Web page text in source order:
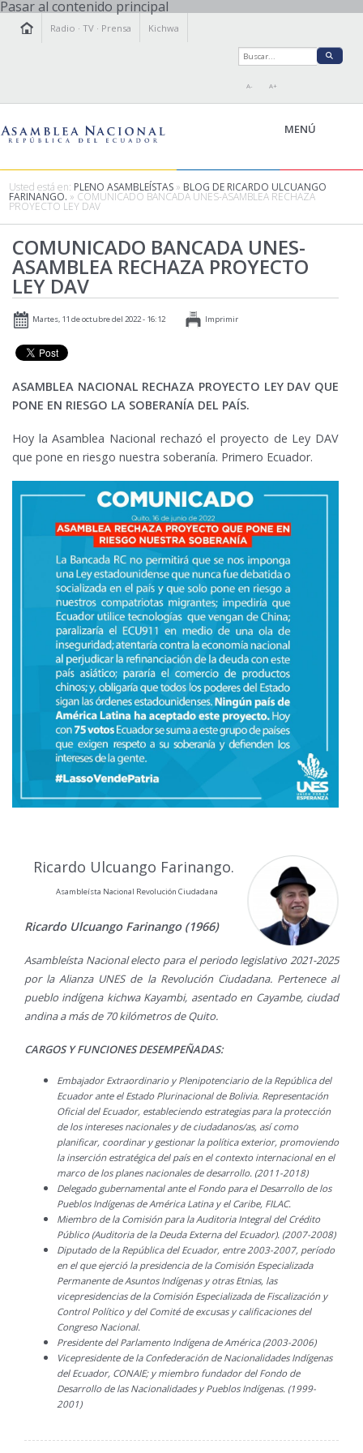
Pasar al contenido principal
Radio ·TV · Prensa Kichwa
A- A+
MENÚ
LEGISLAMOS
FISCALIZAMOS
TRANSPARENCIA
PRENSA
PARTICIPACIÓN
AGENDA
Usted está en: PLENO ASAMBLEÍSTAS » BLOG DE RICARDO ULCUANGO
FARINANGO. » COMUNICADO BANCADA UNES-ASAMBLEA RECHAZA
PROYECTO LEY DAV
COMUNICADO BANCADA UNES-
ASAMBLEA RECHAZA PROYECTO
LEY DAV
Martes, 11 de octubre del 2022 - 16:12 Imprimir
ASAMBLEA NACIONAL RECHAZA PROYECTO LEY DAV QUE
PONE EN RIESGO LA SOBERANÍA DEL PAÍS.
Hoy la Asamblea Nacional rechazó el proyecto de Ley DAV
que pone en riesgo nuestra soberanía. Primero Ecuador.
Ricardo Ulcuango Farinango.
Asambleísta Nacional Revolución Ciudadana
Ricardo Ulcuango Farinango (1966)
Asambleísta Nacional electo para el periodo legislativo 2021-2025
por la Alianza UNES de la Revolución Ciudadana. Pertenece al
pueblo indígena kichwa Kayambi, asentado en Cayambe, ciudad
andina a más de 70 kilómetros de Quito.
CARGOS Y FUNCIONES DESEMPEÑADAS:
Embajador Extraordinario y Plenipotenciario de la República del
Ecuador ante el Estado Plurinacional de Bolivia. Representación
Oficial del Ecuador, estableciendo estrategias para la protección
de los intereses nacionales y de ciudadanos/as, así como
planificar, coordinar y gestionar la política exterior, promoviendo
la inserción estratégica del país en el contexto internacional en el
marco de los planes nacionales de desarrollo. (2011-2018)
Delegado gubernamental ante el Fondo para el Desarrollo de los
Pueblos Indígenas de América Latina y el Caribe, FILAC.
Miembro de la Comisión para la Auditoria Integral del Crédito
Público (Auditoria de la Deuda Externa del Ecuador). (2007-2008)
Diputado de la República del Ecuador, entre 2003-2007, período
en el que ejerció la presidencia de la Comisión Especializada
Permanente de Asuntos Indígenas y otras Etnias, las
vicepresidencias de la Comisión Especializada de Fiscalización y
Control Político y del Comité de excusas y calificaciones del
Congreso Nacional.
Presidente del Parlamento Indígena de América (2003-2006)
Vicepresidente de la Confederación de Nacionalidades Indígenas
del Ecuador, CONAIE; y miembro fundador del Fondo de
Desarrollo de las Nacionalidades y Pueblos Indígenas. (1999-
2001)